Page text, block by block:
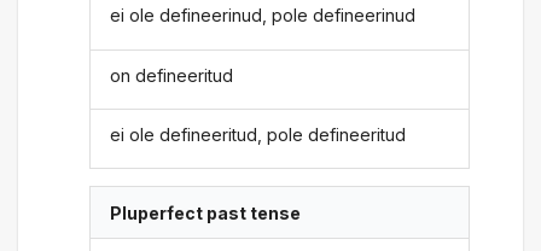
ei ole defineerinud, pole defineerinud
on defineeritud
ei ole defineeritud, pole defineeritud
Pluperfect past tense